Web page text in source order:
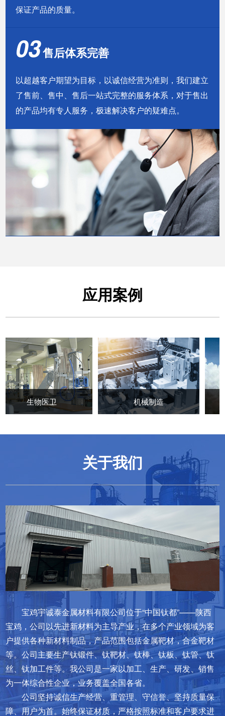
保证产品的质量。
03售后体系完善
以超越客户期望为目标，以诚信经营为准则，我们建立
了售前、售中、售后一站式完整的服务体系，对于售出
的产品均有专人服务，极速解决客户的疑难点。
应用案例
机械制造 航空航天
关于我们
宝鸡宇诚泰金属材料有限公司位于“中国钛都”——陕西
宝鸡，公司以先进新材料为主导产业，在多个产业领域为客
户提供各种新材料制品，产品范围包括金属靶材，合金靶材
等。公司主要生产钛锻件、钛靶材、钛棒、钛板、钛管、钛
丝、钛加工件等。我公司是一家以加工、生产、研发、销售
为一体综合性企业，业务覆盖全国各省。
公司坚持诚信生产经营、重管理、守信誉、坚持质量保
障、用户为首。始终保证材质，严格按照标准和客户要求进